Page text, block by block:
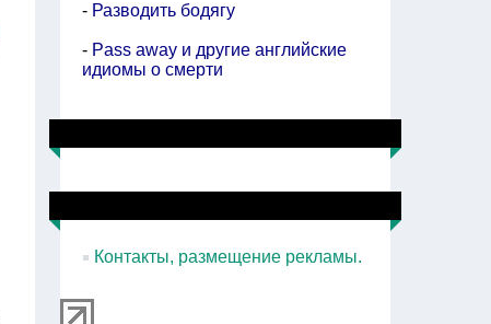
- Разводить бодягу
- Pass away и другие английские
идиомы о смерти
Контакты, размещение рекламы.